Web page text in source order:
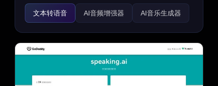
AI音频增强器 AI音乐生成器
文本转语音
语音转文本 语音与音频编辑
AI语音变声器
AI名人语音生成器